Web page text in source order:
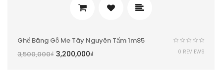
Ghế Băng Gỗ Me Tây Nguyên Tấm 1m85
3,500,000₫ 3,200,000₫ 0 REVIEWS